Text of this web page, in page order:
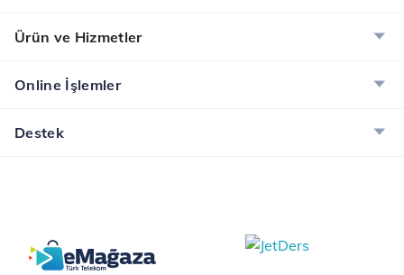
Ürün ve Hizmetler
Online İşlemler
Destek